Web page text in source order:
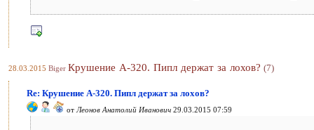
28.03.2015 Biger Крушение А-320. Пипл держат за лохов? (7)
Re: Крушение А-320. Пипл держат за лохов?
от Леонов Анатолий Иванович 29.03.2015 07:59